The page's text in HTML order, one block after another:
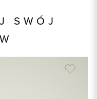
SWÓJ